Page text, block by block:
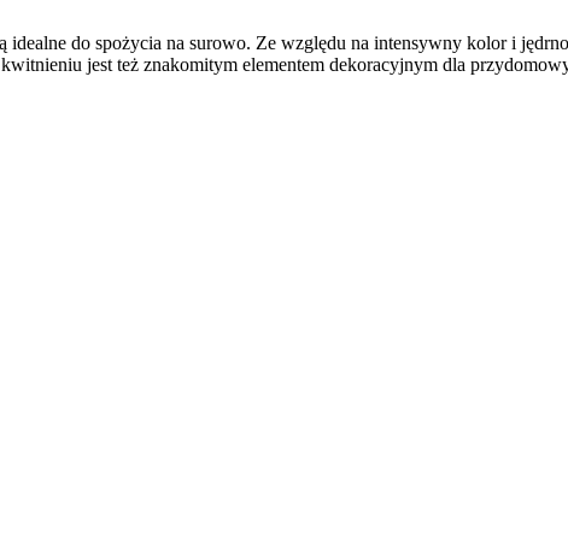
do spożycia na surowo. Ze względu na intensywny kolor i
jest też znakomitym elementem dekoracyjnym dla